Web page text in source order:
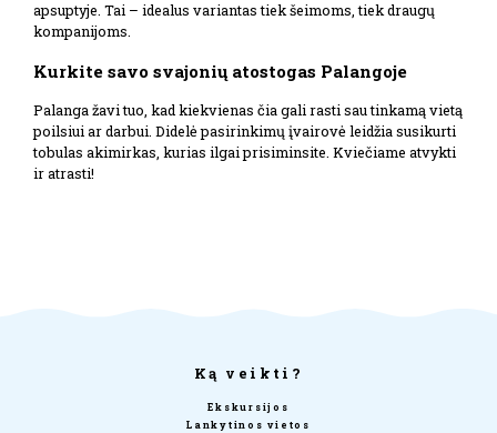
apsuptyje. Tai – idealus variantas tiek šeimoms, tiek draugų
kompanijoms.
Kurkite savo svajonių atostogas Palangoje
Palanga žavi tuo, kad kiekvienas čia gali rasti sau tinkamą vietą
poilsiui ar darbui. Didelė pasirinkimų įvairovė leidžia susikurti
tobulas akimirkas, kurias ilgai prisiminsite. Kviečiame atvykti
ir atrasti!
Ką veikti?
Ekskursijos
Lankytinos vietos